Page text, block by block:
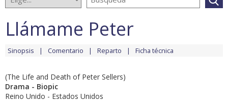
Llámame Peter
Sinopsis Comentario Reparto Ficha técnica
(The Life and Death of Peter Sellers)
Drama - Biopic
Reino Unido - Estados Unidos